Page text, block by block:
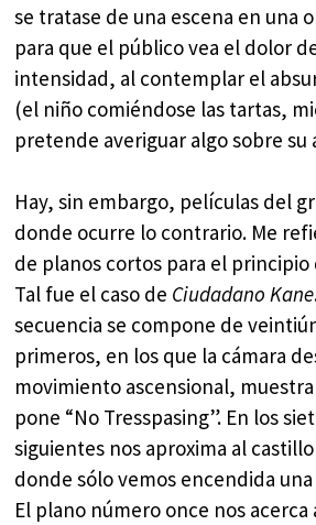
se tratase de una escena en una
para que el público vea el dolor
intensidad, al contemplar el
(el niño comiéndose las tartas,
pretende averiguar algo sobre su
Hay, sin embargo, películas del
donde ocurre lo contrario. Me
de planos cortos para el
Tal fue el caso de Ciudadano Kane
secuencia se compone de
primeros, en los que la cámara
movimiento ascensional,
pone “No Tresspasing”. En los
siguientes nos aproxima al
donde sólo vemos encendida
El plano número once nos